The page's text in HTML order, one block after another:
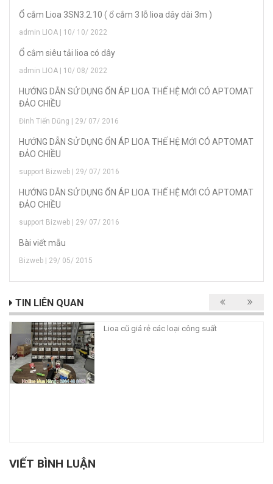
Ổ cắm Lioa 3SN3.2.10 ( ổ cắm 3 lỗ lioa dây dài 3m )
admin LIOA | 10/ 10/ 2022
Ổ cắm siêu tải lioa có dây
admin LIOA | 10/ 08/ 2022
HƯỚNG DẪN SỬ DỤNG ỔN ÁP LIOA THẾ HỆ MỚI CÓ APTOMAT
ĐẢO CHIỀU
Đinh Tiến Dũng | 29/ 07/ 2016
HƯỚNG DẪN SỬ DỤNG ỔN ÁP LIOA THẾ HỆ MỚI CÓ APTOMAT
ĐẢO CHIỀU
support Bizweb | 29/ 07/ 2016
HƯỚNG DẪN SỬ DỤNG ỔN ÁP LIOA THẾ HỆ MỚI CÓ APTOMAT
ĐẢO CHIỀU
support Bizweb | 29/ 07/ 2016
Bài viết mẫu
Bizweb | 29/ 05/ 2015
TIN LIÊN QUAN
Lioa cũ giá rẻ các loại công suất
VIẾT BÌNH LUẬN